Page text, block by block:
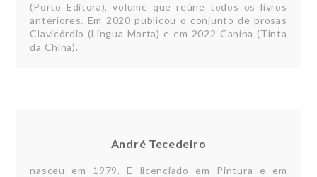
(Porto Editora), volume que reúne todos os livros
anteriores. Em 2020 publicou o conjunto de prosas
Clavicórdio (Língua Morta) e em 2022 Canina (Tinta
da China).
André Tecedeiro
nasceu em 1979. É licenciado em Pintura e em